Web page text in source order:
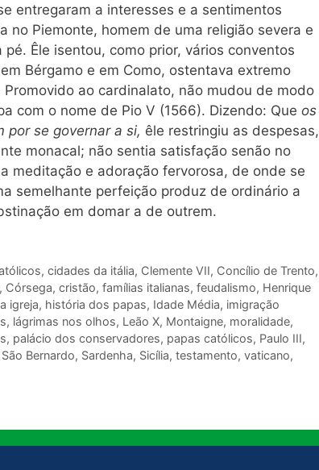
entregaram a interesses e a sentimentos
no Piemonte, homem de uma religião severa e
Êle isentou, como prior, vários conventos
Bérgamo e em Como, ostentava extremo
ao cardinalato, não mudou de modo
com o nome de Pio V (1566). Dizendo: Que os
por se governar a si, êle restringiu as despesas,
monacal; não sentia satisfação senão no
meditação e adoração fervorosa, de onde se
semelhante perfeição produz de ordinário a
em domar a de outrem.
, cidades da itália, Clemente VII, Concílio de Trento,
, Córsega, cristão, famílias italianas, feudalismo, Henrique
igreja, história dos papas, Idade Média, imigração
, lágrimas nos olhos, Leão X, Montaigne, moralidade,
, palácio dos conservadores, papas católicos, Paulo III,
São Bernardo, Sardenha, Sicília, testamento, vaticano,